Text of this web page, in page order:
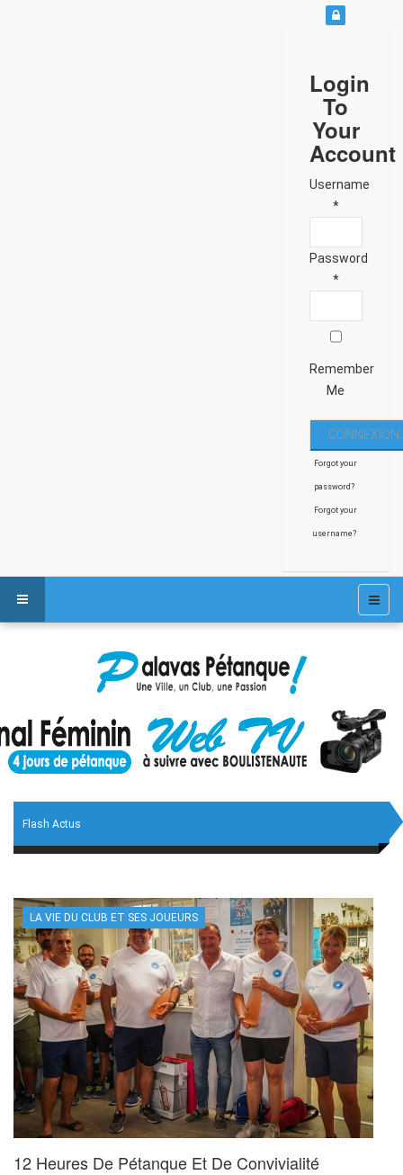
Login
To
Your
Account
Username
*
Password
*
Remember
Me
Forgot your
password?
Forgot your
username?
Flash Actus
LA VIE DU CLUB ET SES JOUEURS
12 Heures De Pétanque Et De Convivialité